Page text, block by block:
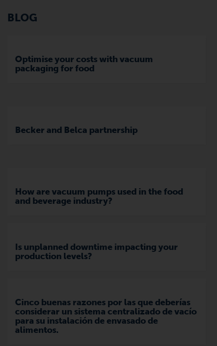
BLOG
Optimise your costs with vacuum
packaging for food
Becker and Belca partnership
How are vacuum pumps used in the food
and beverage industry?
Is unplanned downtime impacting your
production levels?
Cinco buenas razones por las que deberías
considerar un sistema centralizado de vacío
para su instalación de envasado de
alimentos.